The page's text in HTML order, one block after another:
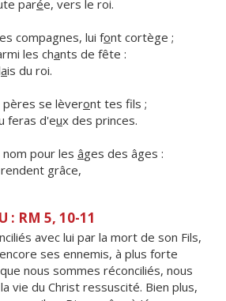
parée, vers le roi.
compagnes, lui font cortège ;
les chants de fête :
ais du roi.
pères se lèveront tes fils ;
feras d'eux des princes.
pour les âges des âges :
grâce,
: RM 5, 10-11
avec lui par la mort de son Fils,
ses ennemis, à plus forte
nous sommes réconciliés, nous
vie du Christ ressuscité. Bien plus,